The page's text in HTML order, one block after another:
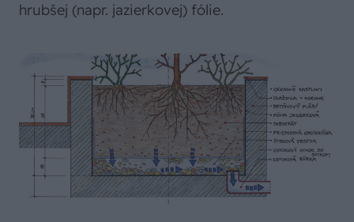
hrubšej (napr. jazierkovej) fólie.